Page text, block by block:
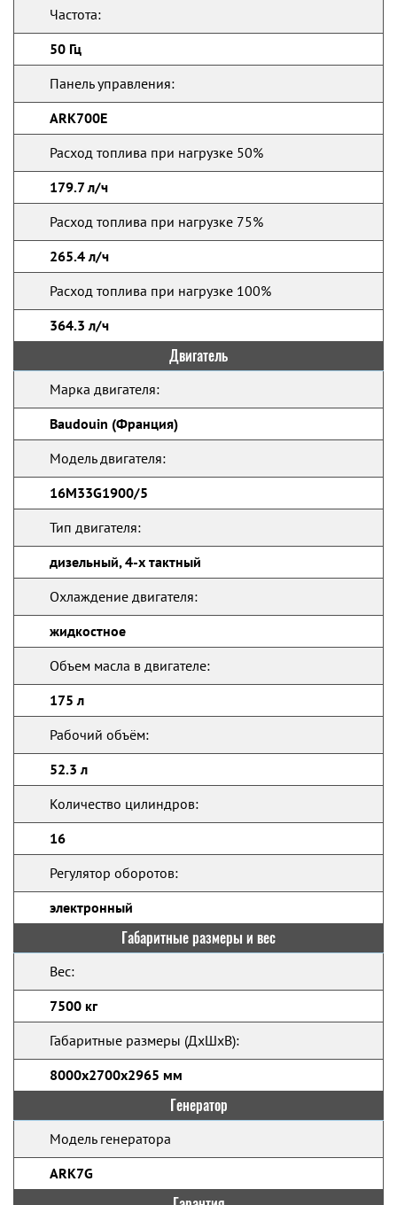
Частота:
50 Гц
Панель управления:
ARK700E
Расход топлива при нагрузке 50%
179.7 л/ч
Расход топлива при нагрузке 75%
265.4 л/ч
Расход топлива при нагрузке 100%
364.3 л/ч
Двигатель
Марка двигателя:
Baudouin (Франция)
Модель двигателя:
16M33G1900/5
Тип двигателя:
дизельный, 4-х тактный
Охлаждение двигателя:
жидкостное
Объем масла в двигателе:
175 л
Рабочий объём:
52.3 л
Количество цилиндров:
16
Регулятор оборотов:
электронный
Габаритные размеры и вес
Вес:
7500 кг
Габаритные размеры (ДхШхВ):
8000х2700х2965 мм
Генератор
Модель генератора
ARK7G